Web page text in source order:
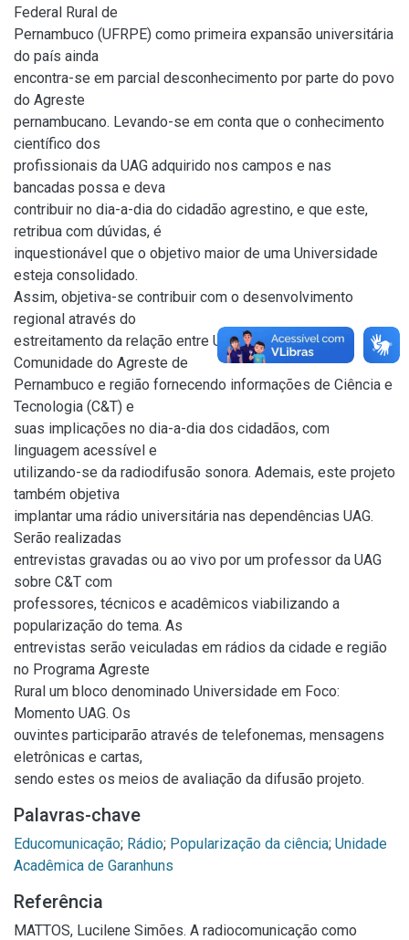
Federal Rural de
Pernambuco (UFRPE) como primeira expansão universitária
do país ainda
encontra-se em parcial desconhecimento por parte do povo
do Agreste
pernambucano. Levando-se em conta que o conhecimento
científico dos
profissionais da UAG adquirido nos campos e nas
bancadas possa e deva
contribuir no dia-a-dia do cidadão agrestino, e que este,
retribua com dúvidas, é
inquestionável que o objetivo maior de uma Universidade
esteja consolidado.
Assim, objetiva-se contribuir com o desenvolvimento
regional através do
estreitamento da relação entre UAG da UFRPE e a
Comunidade do Agreste de
Pernambuco e região fornecendo informações de Ciência e
Tecnologia (C&T) e
suas implicações no dia-a-dia dos cidadãos, com
linguagem acessível e
utilizando-se da radiodifusão sonora. Ademais, este projeto
também objetiva
implantar uma rádio universitária nas dependências UAG.
Serão realizadas
entrevistas gravadas ou ao vivo por um professor da UAG
sobre C&T com
professores, técnicos e acadêmicos viabilizando a
popularização do tema. As
entrevistas serão veiculadas em rádios da cidade e região
no Programa Agreste
Rural um bloco denominado Universidade em Foco:
Momento UAG. Os
ouvintes participarão através de telefonemas, mensagens
eletrônicas e cartas,
sendo estes os meios de avaliação da difusão projeto.
Palavras-chave
Educomunicação; Rádio; Popularização da ciência; Unidade
Acadêmica de Garanhuns
Referência
MATTOS, Lucilene Simões. A radiocomunicação como